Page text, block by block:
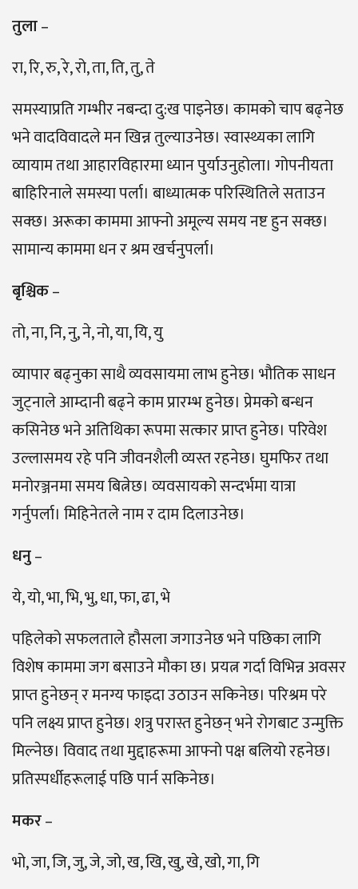
तुला–
रा, रि, रु, रे, रो, ता, ति, तु, ते
समस्याप्रति गम्भीर नबन्दा दु:ख पाइनेछ। कामको चाप बढ्नेछ
भने वादविवादले मन खिन्न तुल्याउनेछ। स्वास्थ्यका लागि
व्यायाम तथा आहारविहारमा ध्यान पुर्याउनुहोला। गोपनीयता
बाहिरिनाले समस्या पर्ला। बाध्यात्मक परिस्थितिले सताउन
सक्छ। अरूका काममा आफ्नो अमूल्य समय नष्ट हुन सक्छ।
सामान्य काममा धन र श्रम खर्चनुपर्ला।
बृश्चिक–
तो, ना, नि, नु, ने, नो, या, यि, यु
व्यापार बढ्नुका साथै व्यवसायमा लाभ हुनेछ। भौतिक साधन
जुट्नाले आम्दानी बढ्ने काम प्रारम्भ हुनेछ। प्रेमको बन्धन
कसिनेछ भने अतिथिका रूपमा सत्कार प्राप्त हुनेछ। परिवेश
उल्लासमय रहे पनि जीवनशैली व्यस्त रहनेछ। घुमफिर तथा
मनोरञ्जनमा समय बित्नेछ। व्यवसायको सन्दर्भमा यात्रा
गर्नुपर्ला। मिहिनेतले नाम र दाम दिलाउनेछ।
धनु–
ये, यो, भा, भि, भु, धा, फा, ढा, भे
पहिलेको सफलताले हौसला जगाउनेछ भने पछिका लागि
विशेष काममा जग बसाउने मौका छ। प्रयत्न गर्दा विभिन्न अवसर
प्राप्त हुनेछन् र मनग्य फाइदा उठाउन सकिनेछ। परिश्रम परे
पनि लक्ष्य प्राप्त हुनेछ। शत्रु परास्त हुनेछन् भने रोगबाट उन्मुक्ति
मिल्नेछ। विवाद तथा मुद्दाहरूमा आफ्नो पक्ष बलियो रहनेछ।
प्रतिस्पर्धीहरूलाई पछि पार्न सकिनेछ।
मकर–
भो, जा, जि, जु, जे, जो, ख, खि, खु, खे, खो, गा, गि